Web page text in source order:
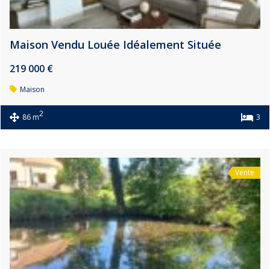
Maison Vendu Louée Idéalement Située
219 000 €
Maison
86 m2 3
Vente